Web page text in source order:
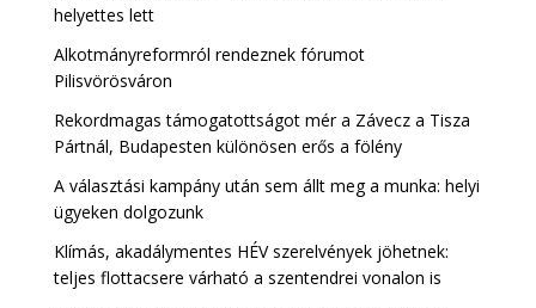
helyettes lett
Alkotmányreformról rendeznek fórumot
Pilisvörösváron
Rekordmagas támogatottságot mér a Závecz a Tisza
Pártnál, Budapesten különösen erős a fölény
A választási kampány után sem állt meg a munka: helyi
ügyeken dolgozunk
Klímás, akadálymentes HÉV szerelvények jöhetnek:
teljes flottacsere várható a szentendrei vonalon is